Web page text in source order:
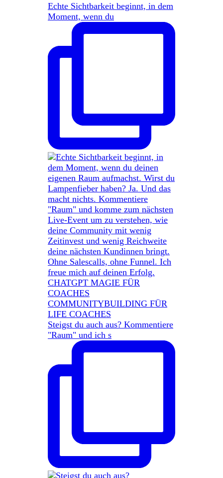
Echte Sichtbarkeit beginnt, in dem
Moment, wenn du
Steigst du auch aus? Kommentiere
"Raum" und ich s